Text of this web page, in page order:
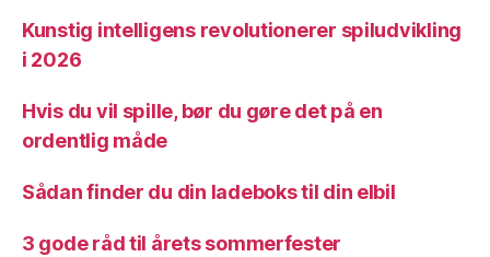
Kunstig intelligens revolutionerer spiludvikling
i 2026
Hvis du vil spille, bør du gøre det på en
ordentlig måde
Sådan finder du din ladeboks til din elbil
3 gode råd til årets sommerfester